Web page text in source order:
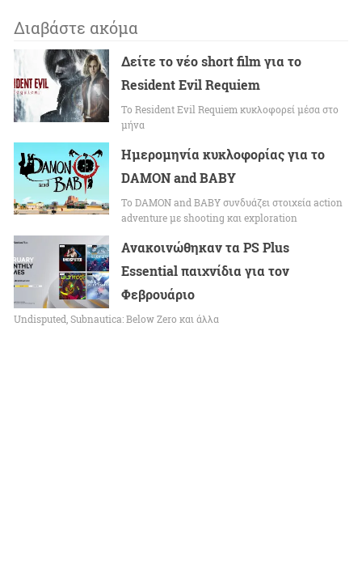
Διαβάστε ακόμα
Δείτε το νέο short film για το
Resident Evil Requiem
To Resident Evil Requiem κυκλοφορεί μέσα στο
μήνα
Ημερομηνία κυκλοφορίας για το
DAMON and BABY
Το DAMON and BABY συνδυάζει στοιχεία action
adventure με shooting και exploration
Ανακοινώθηκαν τα PS Plus
Essential παιχνίδια για τον
Φεβρουάριο
Undisputed, Subnautica: Below Zero και άλλα